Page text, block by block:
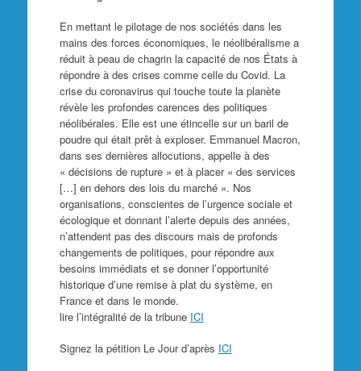
En mettant le pilotage de nos sociétés dans les
mains des forces économiques, le néolibéralisme a
réduit à peau de chagrin la capacité de nos États à
répondre à des crises comme celle du Covid. La
crise du coronavirus qui touche toute la planète
révèle les profondes carences des politiques
néolibérales. Elle est une étincelle sur un baril de
poudre qui était prêt à exploser. Emmanuel Macron,
dans ses dernières allocutions, appelle à des
« décisions de rupture » et à placer « des services
[…] en dehors des lois du marché ». Nos
organisations, conscientes de l’urgence sociale et
écologique et donnant l’alerte depuis des années,
n’attendent pas des discours mais de profonds
changements de politiques, pour répondre aux
besoins immédiats et se donner l’opportunité
historique d’une remise à plat du système, en
France et dans le monde.
lire l’intégralité de la tribune ICI
Signez la pétition Le Jour d’après ICI